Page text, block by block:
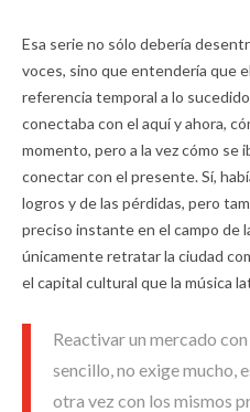
Esa serie no sólo debería
voces, sino que entendería que
referencia temporal a lo
conectaba con el aquí y ahora,
momento, pero a la vez cómo se
conectar con el presente. Sí,
logros y de las pérdidas, pero
preciso instante en el campo de
únicamente retratar la ciudad
el capital cultural que la música
Reactivar un mercado
sencillo, no exige mucho,
otra vez con los mismos